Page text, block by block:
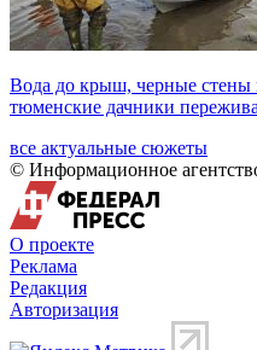
Вода до крыш, черные стены
тюменские дачники
все актуальные сюжеты
© Информационное
О проекте
Реклама
Редакция
Авторизация